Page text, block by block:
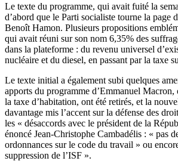
Le texte du programme, qui avait fuité la
d’abord que le Parti socialiste tourne la page
Benoît Hamon. Plusieurs propositions
qui avait réuni sur son nom 6,35% des
dans la plateforme : du revenu universel
nucléaire et du diesel, en passant par la taxe
Le texte initial a également subi quelques
apports du programme d’Emmanuel Macron,
la taxe d’habitation, ont été retirés, et la
davantage mis l’accent sur la défense des
les « désaccords avec le président de la
énoncé Jean-Christophe Cambadélis : « pas
ordonnances sur le code du travail » ou
suppression de l’ISF ».